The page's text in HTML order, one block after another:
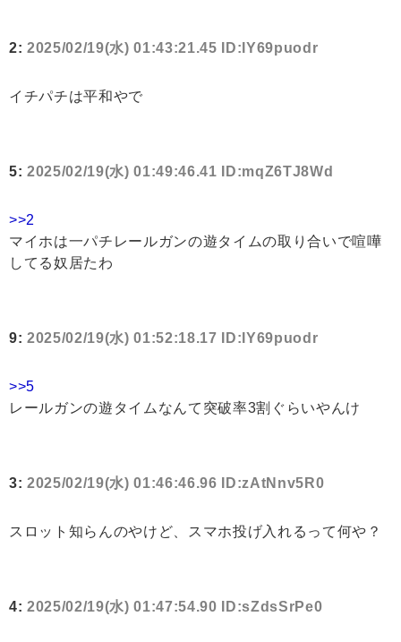
2: 2025/02/19(水) 01:43:21.45 ID:IY69puodr
イチパチは平和やで
5: 2025/02/19(水) 01:49:46.41 ID:mqZ6TJ8Wd
>>2
マイホは一パチレールガンの遊タイムの取り合いで喧嘩
してる奴居たわ
9: 2025/02/19(水) 01:52:18.17 ID:IY69puodr
>>5
レールガンの遊タイムなんて突破率3割ぐらいやんけ
3: 2025/02/19(水) 01:46:46.96 ID:zAtNnv5R0
スロット知らんのやけど、スマホ投げ入れるって何や？
4: 2025/02/19(水) 01:47:54.90 ID:sZdsSrPe0